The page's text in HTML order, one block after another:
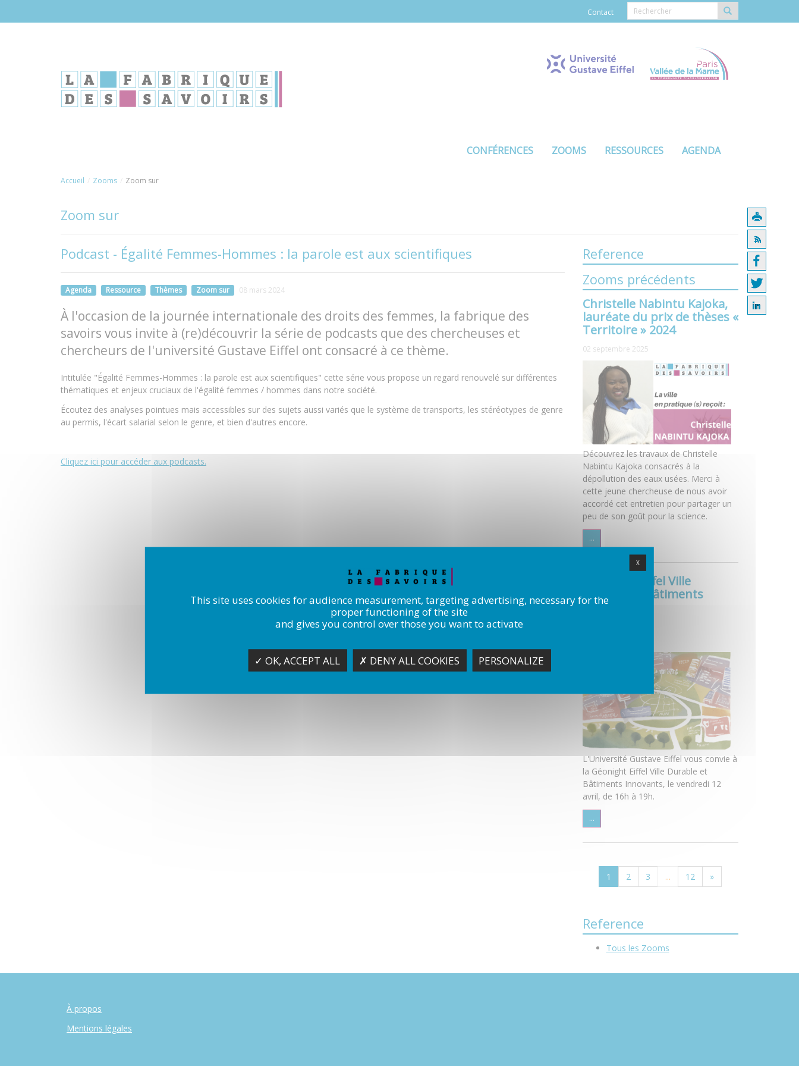
Contact
CONFÉRENCES ZOOMS RESSOURCES AGENDA
Accueil Zooms Zoom sur
Zoom sur
Podcast - Égalité Femmes-Hommes : la parole est aux scientifiques
Agenda Ressource Thèmes Zoom sur 08 mars 2024
À l'occasion de la journée internationale des droits des femmes, la fabrique des
savoirs vous invite à (re)découvrir la série de podcasts que des chercheuses et
chercheurs de l'université Gustave Eiffel ont consacré à ce thème.
Intitulée "Égalité Femmes-Hommes : la parole est aux scientifiques" cette série vous propose un regard renouvelé sur différentes
thématiques et enjeux cruciaux de l'égalité femmes / hommes dans notre société.
Écoutez des analyses pointues mais accessibles sur des sujets aussi variés que le système de transports, les stéréotypes de genre
au permis, l'écart salarial selon le genre, et bien d'autres encore.
Cliquez ici pour accéder aux podcasts.
Reference
Zooms précédents
Christelle Nabintu Kajoka,
lauréate du prix de thèses «
Territoire » 2024
02 septembre 2025
Découvrez les travaux de Christelle
Nabintu Kajoka consacrés à la
dépollution des eaux usées. Merci à
cette jeune chercheuse de nous avoir
accordé cet entretien pour partager un
peu de son goût pour la science.
...
Géonight Eiffel Ville
Durable et Bâtiments
Innovants
L'Université Gustave Eiffel vous convie à
la Géonight Eiffel Ville Durable et
Bâtiments Innovants, le vendredi 12
avril, de 16h à 19h.
...
1 2 3 ... 12 »
Reference
Tous les Zooms
À propos
Mentions légales
X
This site uses cookies for audience measurement, targeting advertising, necessary for the
proper functioning of the site
and gives you control over those you want to activate
✓ OK, ACCEPT ALL ✗ DENY ALL COOKIES PERSONALIZE